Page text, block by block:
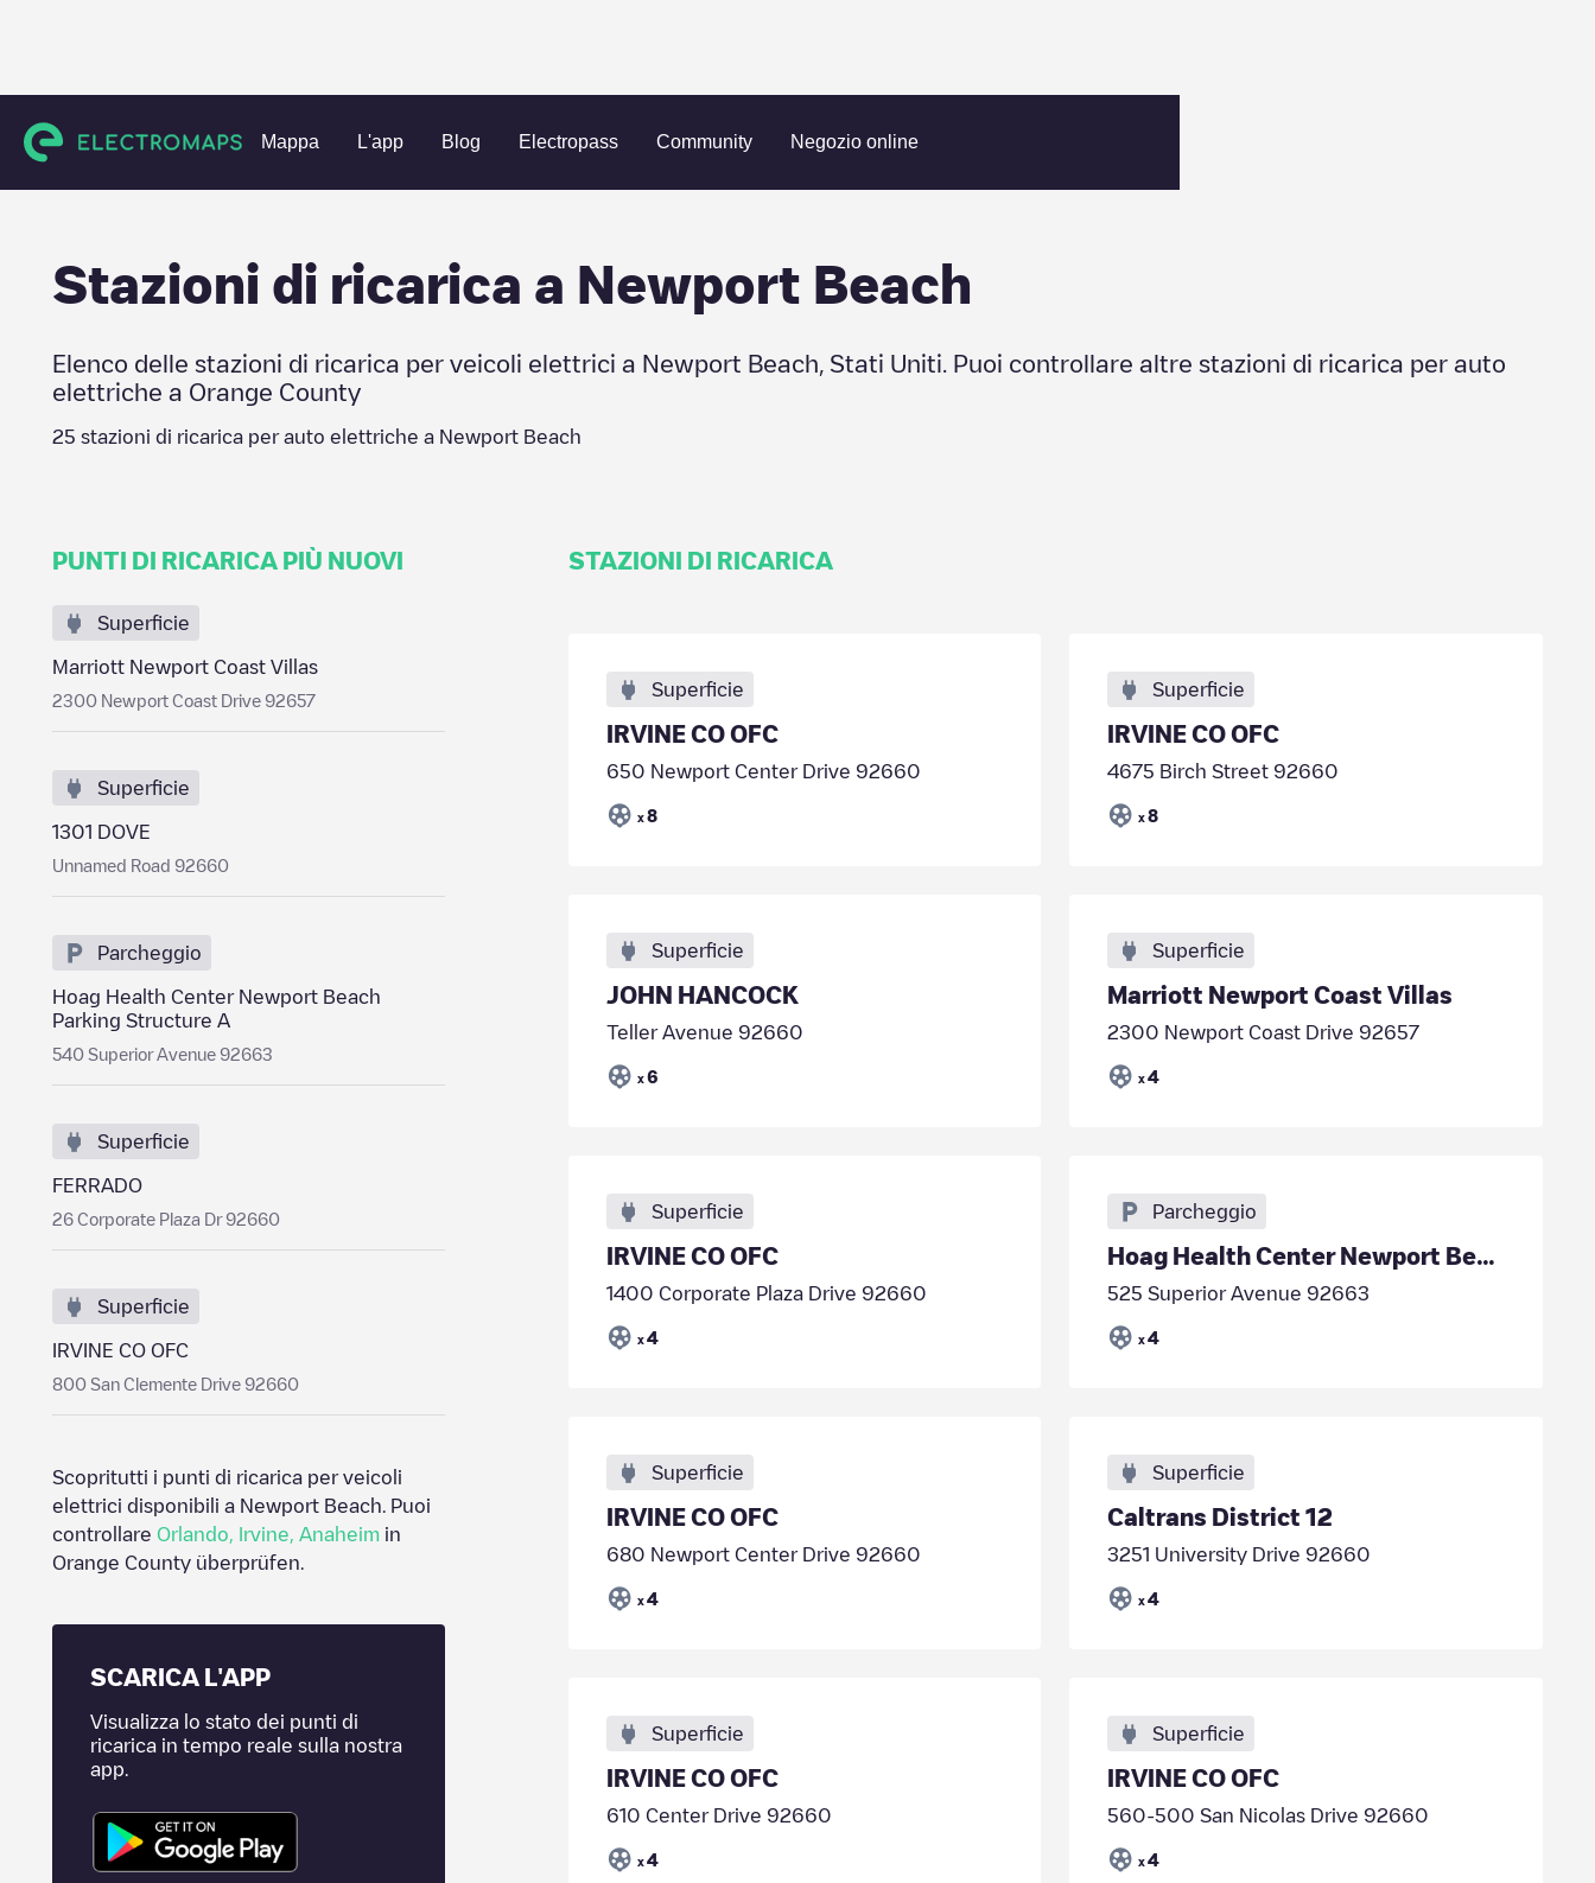
Mappa L'app Blog Electropass Community Negozio online
Charging stations Stati Uniti Orange County Newport Beach
Stazioni di ricarica a Newport Beach
Elenco delle stazioni di ricarica per veicoli elettrici a Newport Beach Stati Uniti . Puoi controllare altre stazioni di ricarica per auto
elettriche a Orange County
25 stazioni di ricarica per auto elettriche a Newport Beach
PUNTI DI RICARICA PIÙ NUOVI
Superficie
Marriott Newport Coast Villas
2300 Newport Coast Drive 92657
Superficie
1301 DOVE
Unnamed Road 92660
Parcheggio
Hoag Health Center Newport Beach
Parking Structure A
540 Superior Avenue 92663
Superficie
FERRADO
26 Corporate Plaza Dr 92660
Superficie
IRVINE CO OFC
800 San Clemente Drive 92660
Scopritutti i punti di ricarica per veicoli
elettrici disponibili a Newport Beach . Puoi
controllare Orlando Irvine Anaheim in
Orange County überprüfen.
SCARICA L'APP
Visualizza lo stato dei punti di
ricarica in tempo reale sulla nostra
app.
STAZIONI DI RICARICA
Superficie
IRVINE CO OFC
650 Newport Center Drive 92660
x 8
Superficie
IRVINE CO OFC
4675 Birch Street 92660
x 8
Superficie
JOHN HANCOCK
Teller Avenue 92660
x 6
Superficie
Marriott Newport Coast Villas
2300 Newport Coast Drive 92657
x 4
Superficie
IRVINE CO OFC
1400 Corporate Plaza Drive 92660
x 4
Parcheggio
Hoag Health Center Newport Beach Parking Structure B
525 Superior Avenue 92663
x 4
Superficie
IRVINE CO OFC
680 Newport Center Drive 92660
x 4
Superficie
Caltrans District 12
3251 University Drive 92660
x 4
Superficie
IRVINE CO OFC
610 Center Drive 92660
x 4
Superficie
IRVINE CO OFC
560-500 San Nicolas Drive 92660
x 4